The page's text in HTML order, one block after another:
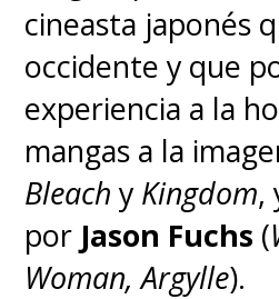
cineasta japonés
occidente y que
experiencia a la
mangas a la
Bleach y Kingdom,
por Jason Fuchs (
Woman, Argylle).